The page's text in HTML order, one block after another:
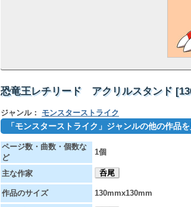
恐竜王レチリード アクリルスタンド
ジャンル： モンスターストライク
「モンスターストライク」ジャンルの他の作品
ページ数・曲数・個数な
ど
1個
主な作家 呑尾
作品のサイズ 130mmx130mm